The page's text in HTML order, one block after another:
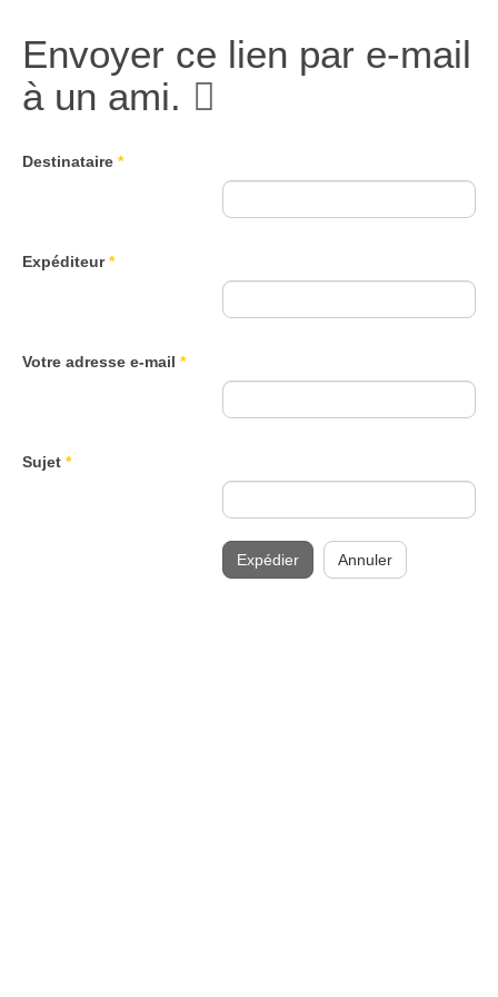
Envoyer ce lien par e-mail
à un ami.
Destinataire *
Expéditeur*
Votre adresse e-mail *
Sujet *
Expédier Annuler